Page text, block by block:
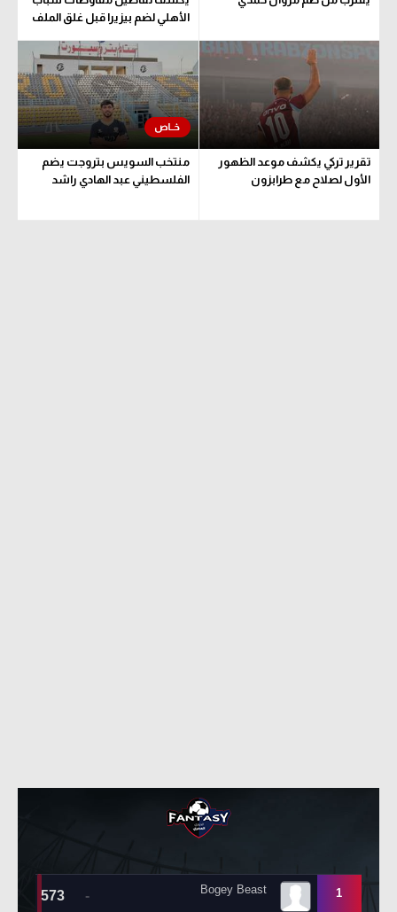
الأهلي لضم بيزيرا قبل غلق الملف
تقرير تركي يكشف موعد الظهور
الأول لصلاح مع طرابزون
منتخب السويس بتروجت يضم
الفلسطيني عبد الهادي راشد